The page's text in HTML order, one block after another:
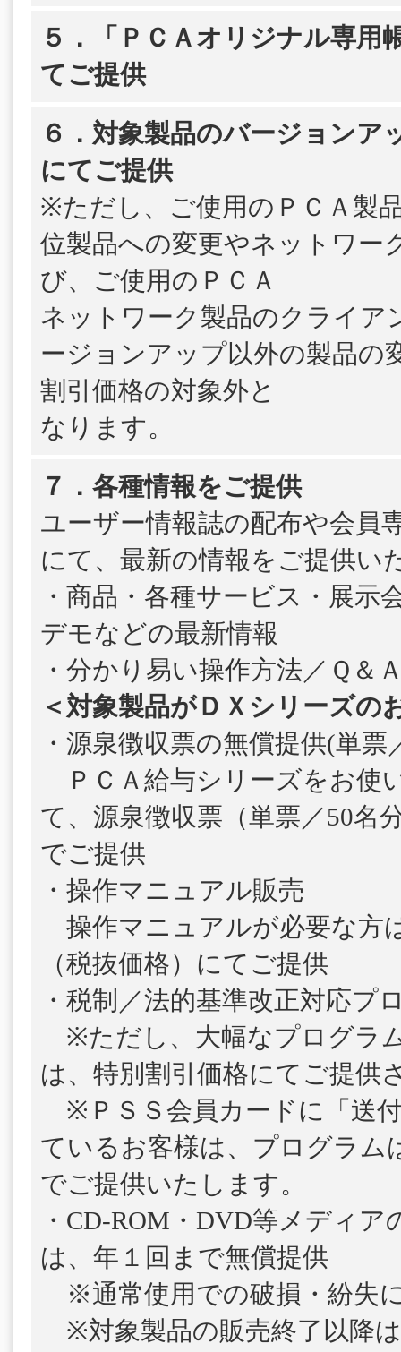
５．「ＰＣＡオリジナル専用
てご提供
６．対象製品のバージョンア
にてご提供
※ただし、ご使用のＰＣＡ製
位製品への変更やネットワー
び、ご使用のＰＣＡ
ネットワーク製品のクライア
ージョンアップ以外の製品の
割引価格の対象外と
なります。
７．各種情報をご提供
ユーザー情報誌の配布や会員
にて、最新の情報をご提供い
・商品・各種サービス・展示
デモなどの最新情報
・分かり易い操作方法／Ｑ＆
＜対象製品がＤＸシリーズの
・源泉徴収票の無償提供(単票
ＰＣＡ給与シリーズをお使
て、源泉徴収票（単票／50名
でご提供
・操作マニュアル販売
操作マニュアルが必要な方
（税抜価格）にてご提供
・税制／法的基準改正対応プ
※ただし、大幅なプログラ
は、特別割引価格にてご提供
※ＰＳＳ会員カードに「送
ているお客様は、プログラム
でご提供いたします。
・CD-ROM・DVD等メディア
は、年１回まで無償提供
※通常使用での破損・紛失
※対象製品の販売終了以降